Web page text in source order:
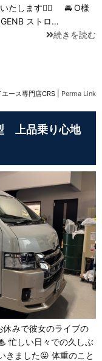
たします💁‍♂️ 🚘 O様
ストロ…
続きを読む
エース専門店CRS Perma Link
上品乗り心地
みで彼女のライブの
忙しい日々での久しぶ
きました😝 体重のこと